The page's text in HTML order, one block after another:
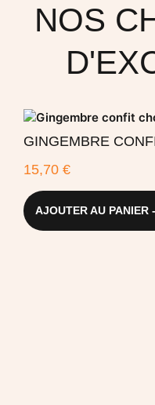
NOS
GINGEMBRE
15,70 €
AJOUTER AU PANIER